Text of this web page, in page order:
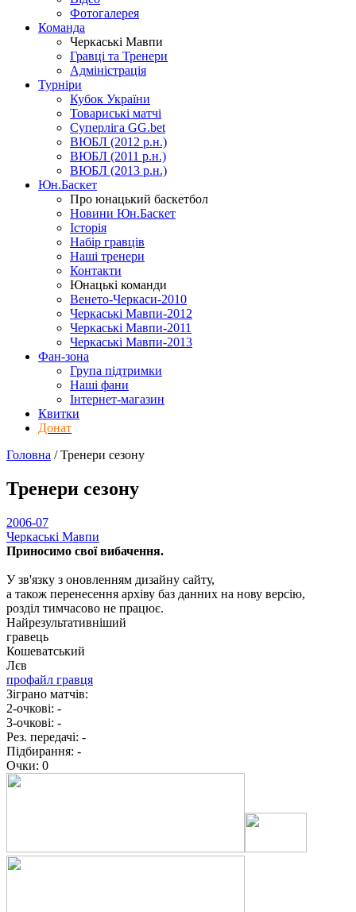
Фотогалерея
Команда
Черкаські Мавпи
Гравці та Тренери
Адміністрація
Турніри
Кубок України
Товариські матчі
Суперліга GG.bet
ВЮБЛ (2012 р.н.)
ВЮБЛ (2011 р.н.)
ВЮБЛ (2013 р.н.)
Юн.Баскет
Про юнацький баскетбол
Новини Юн.Баскет
Історія
Набір гравців
Наші тренери
Контакти
Юнацькі команди
Венето-Черкаси-2010
Черкаські Мавпи-2012
Черкаські Мавпи-2011
Черкаські Мавпи-2013
Фан-зона
Група підтримки
Наші фани
Інтернет-магазин
Квитки
Донат
Головна /Тренери сезону
Тренери сезону
2006-07
Черкаські Мавпи
Приносимо свої вибачення.
У зв'язку з оновленням дизайну сайту,
а також перенесення архіву баз данних на нову версію,
розділ тимчасово не працює.
Найрезультативніший
гравець
Кошеватський
Лєв
профайл гравця
Зіграно матчів:
2-очкові: -
3-очкові: -
Рез. передачі: -
Підбирання: -
Очки: 0